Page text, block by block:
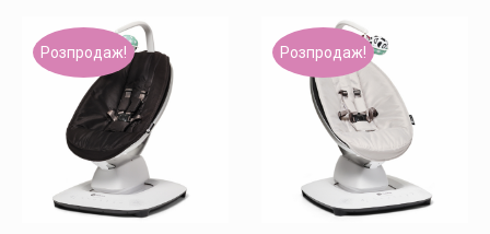
Розпродаж! Розпродаж!